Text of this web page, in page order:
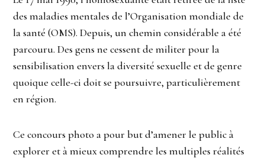
des maladies mentales de l’Organisation mondiale de
la santé (OMS). Depuis, un chemin considérable a été
parcouru. Des gens ne cessent de militer pour la
sensibilisation envers la diversité sexuelle et de genre
quoique celle-ci doit se poursuivre, particulièrement
en région.
Ce concours photo a pour but d’amener le public à
explorer et à mieux comprendre les multiples réalités